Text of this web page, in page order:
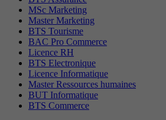
MSc Marketing
Master Marketing
BTS Tourisme
BAC Pro Commerce
Licence RH
BTS Electronique
Licence Informatique
Master Ressources humaines
BUT Informatique
BTS Commerce